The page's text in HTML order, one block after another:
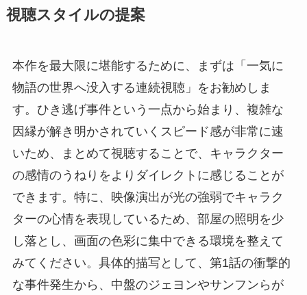
視聴スタイルの提案
本作を最大限に堪能するために、まずは「一気に
物語の世界へ没入する連続視聴」をお勧めしま
す。ひき逃げ事件という一点から始まり、複雑な
因縁が解き明かされていくスピード感が非常に速
いため、まとめて視聴することで、キャラクター
の感情のうねりをよりダイレクトに感じることが
できます。特に、映像演出が光の強弱でキャラク
ターの心情を表現しているため、部屋の照明を少
し落とし、画面の色彩に集中できる環境を整えて
みてください。具体的描写として、第1話の衝撃的
な事件発生から、中盤のジェヨンやサンフンらが